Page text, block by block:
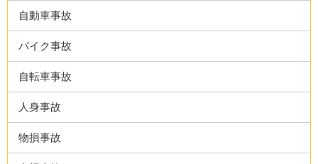
自動車事故
バイク事故
自転車事故
人身事故
物損事故